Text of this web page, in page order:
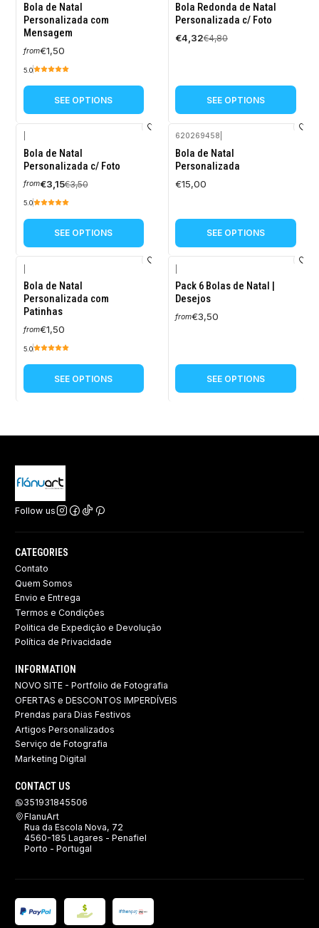
Bola de Natal
Personalizada com
Mensagem
from€1,50
5.0
SEE OPTIONS
-10%
OFF
Bola Redonda de Natal
Personalizada c/ Foto
€4,32€4,80
SEE OPTIONS
-10%
OFF
Bola de Natal
Personalizada c/ Foto
from€3,15€3,50
5.0
SEE OPTIONS
620269458
Bola de Natal
Personalizada
€15,00
SEE OPTIONS
Bola de Natal
Personalizada com
Patinhas
from€1,50
5.0
SEE OPTIONS
Pack 6 Bolas de Natal |
Desejos
from€3,50
SEE OPTIONS
Follow us
CATEGORIES
Contato
Quem Somos
Envio e Entrega
Termos e Condições
Politica de Expedição e Devolução ​
Política de Privacidade
INFORMATION
NOVO SITE - Portfolio de Fotografia
OFERTAS e DESCONTOS IMPERDÍVEIS
Prendas para Dias Festivos
Artigos Personalizados
Serviço de Fotografia
Marketing Digital
CONTACT US
351931845506
FlanuArt
Rua da Escola Nova, 72
4560-185 Lagares - Penafiel
Porto - Portugal